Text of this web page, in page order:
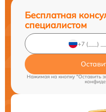
Бесплатная
специалистом
Нажимая на кнопку "Оставить